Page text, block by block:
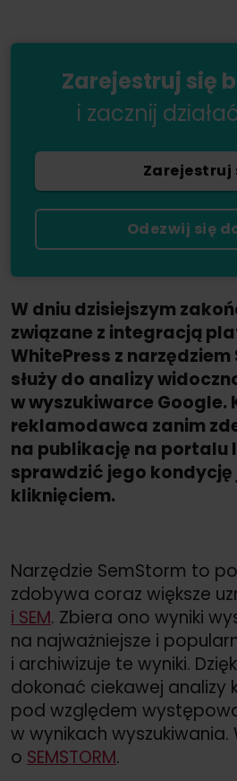
Zarejestruj się
i zacznij
Zarejestruj
Odezwij się
W dniu dzisiejszym
związane z integracją
WhitePress z narzędziem
służy do analizy
w wyszukiwarce Google.
reklamodawca zanim
na publikację na portalu
sprawdzić jego kondycję
kliknięciem.
Narzędzie SemStorm to
zdobywa coraz większe
i SEM. Zbiera ono wyniki
na najważniejsze i
i archiwizuje te wyniki.
dokonać ciekawej analizy
pod względem
w wynikach wyszukiwania.
o SEMSTORM.